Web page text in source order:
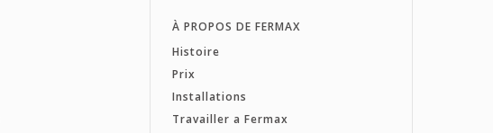
À PROPOS DE FERMAX
Histoire
Prix
Installations
Travailler a Fermax